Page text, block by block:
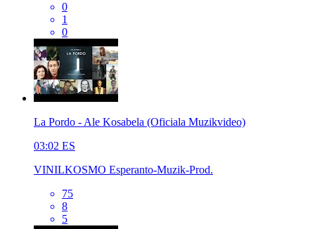
0
1
0
La Pordo - Ale Kosabela (Oficiala Muzikvideo)
03:02 ES
VINILKOSMO Esperanto-Muzik-Prod.
75
8
5